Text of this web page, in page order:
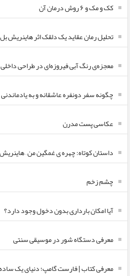
کک و مک و ۶ روش درمان آن
تحلیل رمان عقاید یک دلقک اثر هاینریش بل
معجزه‌ی رنگ آبی فیروزه‌ای در طراحی
چگونه سفر دونفره عاشقانه و به
عکاسی پست مدرن
داستان کوتاه: چهره ی غمگین من –
چشم زخم
آیا امکان بارداری بدون دخول وجود دارد؟
معرفی دستگاه شور در موسیقی سنتی
معرفی کتاب | فارست گامپ؛ دنیای یک